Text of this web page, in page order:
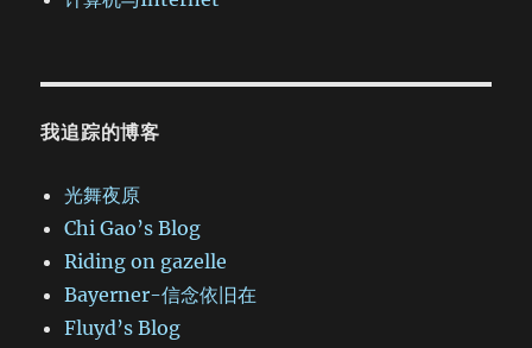
我追踪的博客
光舞夜原
Chi Gao’s Blog
Riding on gazelle
Bayerner-信念依旧在
Fluyd’s Blog